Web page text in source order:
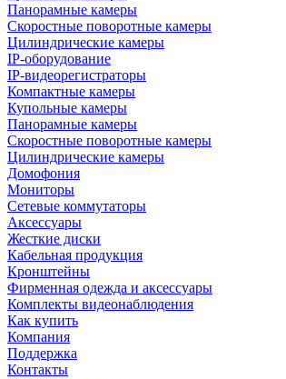
Панорамные камеры
Скоростные поворотные камеры
Цилиндрические камеры
IP-оборудование
IP-видеорегистраторы
Компактные камеры
Купольные камеры
Панорамные камеры
Скоростные поворотные камеры
Цилиндрические камеры
Домофония
Мониторы
Сетевые коммутаторы
Аксессуары
Жесткие диски
Кабельная продукция
Кронштейны
Фирменная одежда и аксессуары
Комплекты видеонаблюдения
Как купить
Компания
Поддержка
Контакты